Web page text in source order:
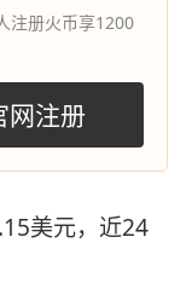
注册火币享1200
网注册
美元，近24